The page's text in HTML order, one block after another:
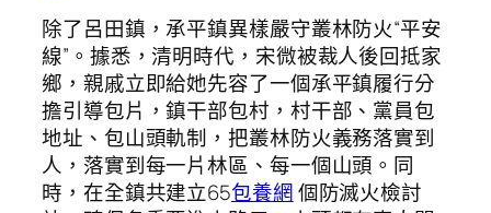
除了呂田鎮，承平鎮異樣嚴守叢林防火“平安
線”。據悉，清明時代，宋微被裁人後回抵家
鄉，親戚立即給她先容了一個承平鎮履行分
擔引導包片，鎮干部包村，村干部、黨員包
地址、包山頭軌制，把叢林防火義務落實到
人，落實到每一片林區、每一個山頭。同
時，在全鎮共建立65包養網個防滅火檢討